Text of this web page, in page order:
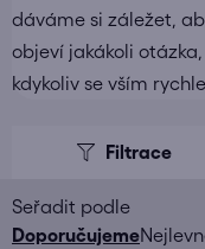
dáváme si záležet,
objeví jakákoli otázka,
kdykoliv se vším
Ř
Doporučujeme
p
i